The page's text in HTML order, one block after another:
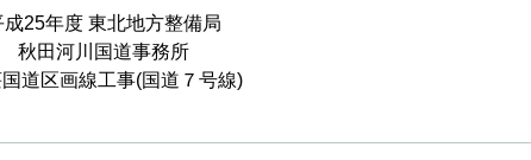
成25年度 東北地方整備局
秋田河川国道事務所
道区画線工事(国道７号線)